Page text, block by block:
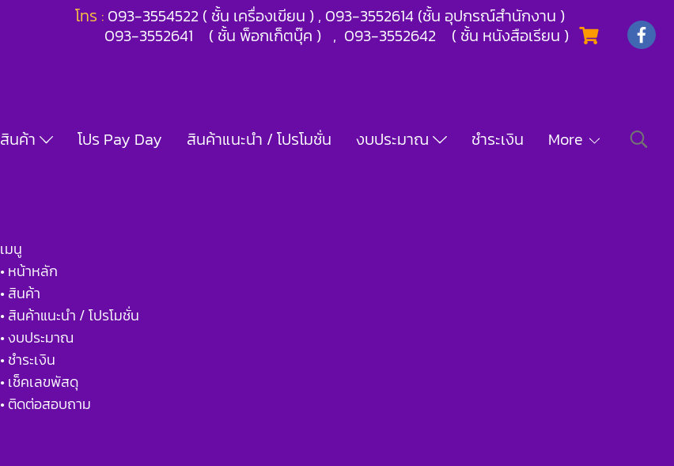
โทร : 093-3554522 ( ชั้น เครื่องเขียน ) , 093-3552614 (ชั้น อุปกรณ์สำนักงาน )
093-3552641 ( ชั้น พ็อกเก็ตบุ๊ค ) , 093-3552642 ( ชั้น หนังสือเรียน )
สินค้า โปร Pay Day สินค้าแนะนำ / โปรโมชั่น งบประมาณ ชำระเงิน More
เมนู
• หน้าหลัก
• สินค้า
• สินค้าแนะนำ / โปรโมชั่น
• งบประมาณ
• ชำระเงิน
• เช็คเลขพัสดุ
• ติดต่อสอบถาม